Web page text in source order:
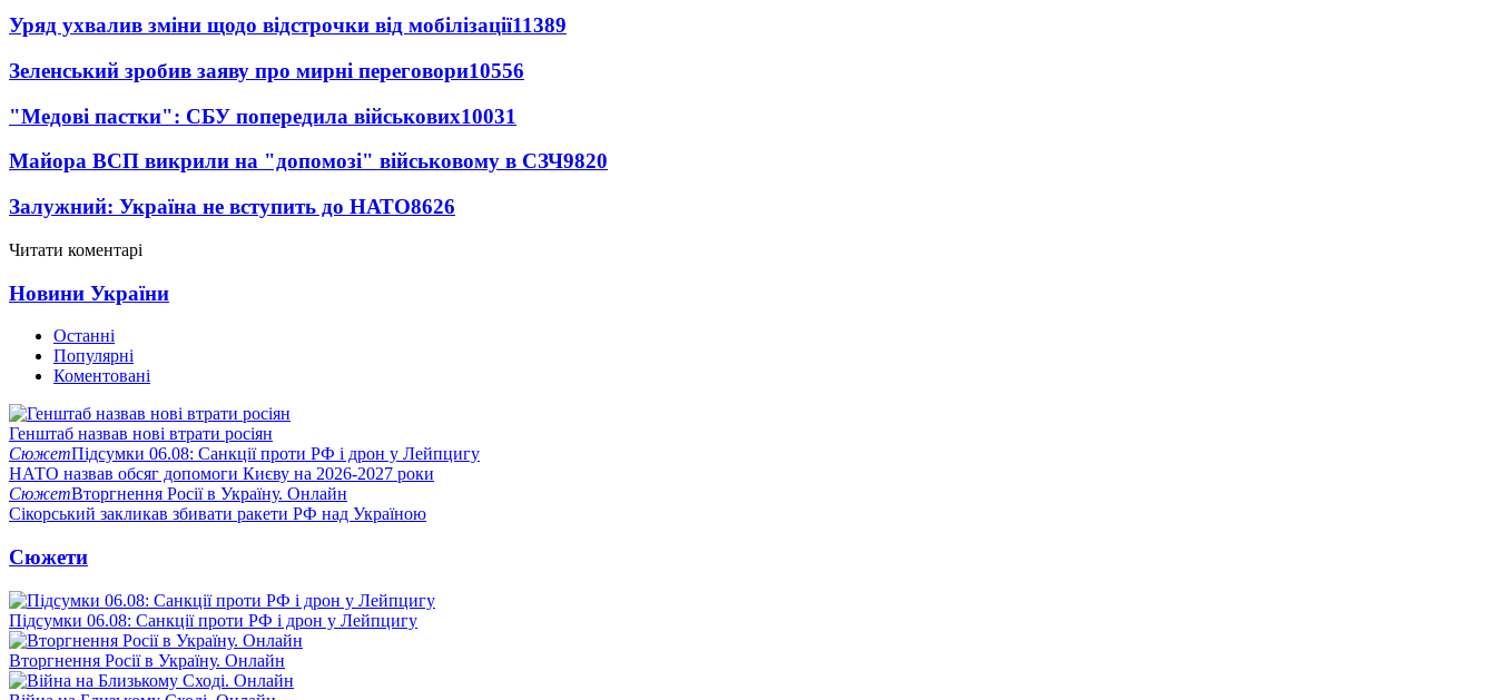
Уряд ухвалив зміни щодо відстрочки від мобілізації11389
Зеленський зробив заяву про мирні переговори10556
"Медові пастки": СБУ попередила військових10031
Майора ВСП викрили на "допомозі" військовому в СЗЧ9820
Залужний: Україна не вступить до НАТО8626
Читати коментарі
Новини України
Останні
Популярні
Коментовані
Генштаб назвав нові втрати росіян
СюжетПідсумки 06.08: Санкції проти РФ і дрон у Лейпцигу
НАТО назвав обсяг допомоги Києву на 2026-2027 роки
СюжетВторгнення Росії в Україну. Онлайн
Сікорський закликав збивати ракети РФ над Україною
Сюжети
Підсумки 06.08: Санкції проти РФ і дрон у Лейпцигу
Вторгнення Росії в Україну. Онлайн